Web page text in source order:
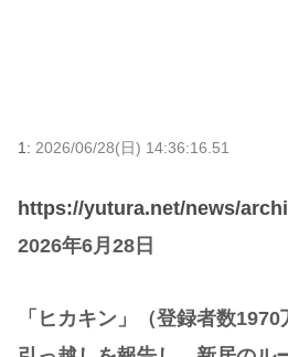
1: 2026/06/28(日) 14:36:16.51
https://yutura.net/news/
2026年6月28日
「ヒカキン」（登録者数